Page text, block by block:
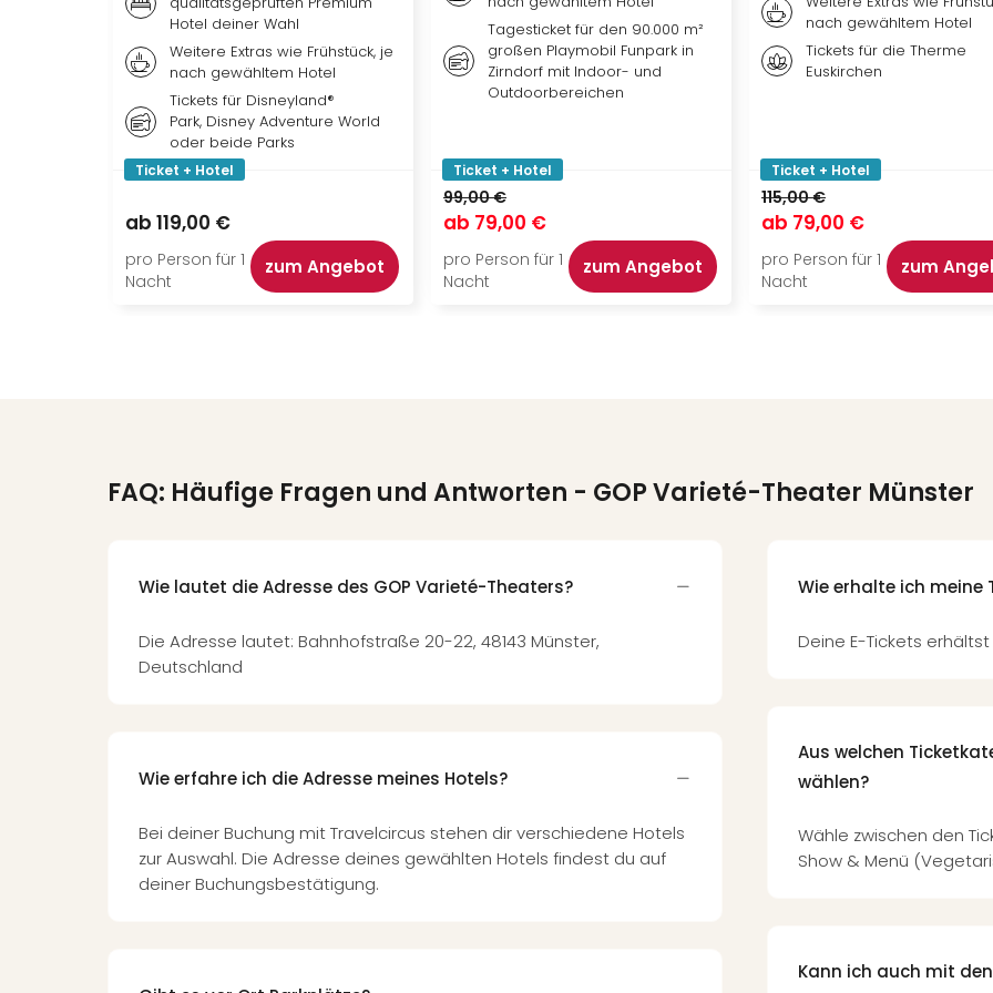
Hotel deiner Wahl
Weitere Extras wie Frühstück, je
nach gewähltem Hotel
Tickets für Disneyland®
Park, Disney Adventure World
oder beide Parks
Ticket + Hotel
ab 119,00 €
pro Person für 1
Nacht
zum Angebot
Tagesticket für den 90.000 m²
großen Playmobil Funpark in
Zirndorf mit Indoor- und
Outdoorbereichen
Ticket + Hotel
99,00 €
ab 79,00 €
pro Person für 1
Nacht
zum Angebot
nach gewähltem Hotel
Tickets für die Therme
Euskirchen
Ticket + Hotel
115,00 €
ab 79,00 €
pro Person für 1
Nacht
zum
FAQ: Häufige Fragen und Antworten - GOP Varieté-Theater Münster
Wie lautet die Adresse des GOP Varieté-Theaters?
Die Adresse lautet: Bahnhofstraße 20-22, 48143 Münster,
Deutschland
Wie erfahre ich die Adresse meines Hotels?
Bei deiner Buchung mit Travelcircus stehen dir verschiedene Hotels
zur Auswahl. Die Adresse deines gewählten Hotels findest du auf
deiner Buchungsbestätigung.
Wie erhalte ich meine
Deine E-Tickets
Aus welchen
wählen?
Wähle zwischen den
Show & Menü
Kann ich auch mit